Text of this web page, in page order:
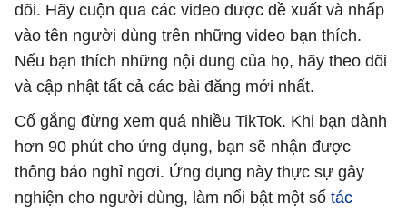
dõi. Hãy cuộn qua các video được đề xuất và nhấp
vào tên người dùng trên những video bạn thích.
Nếu bạn thích những nội dung của họ, hãy theo dõi
và cập nhật tất cả các bài đăng mới nhất.
Cố gắng đừng xem quá nhiều TikTok. Khi bạn dành
hơn 90 phút cho ứng dụng, bạn sẽ nhận được
thông báo nghỉ ngơi. Ứng dụng này thực sự gây
nghiện cho người dùng, làm nổi bật một số tác